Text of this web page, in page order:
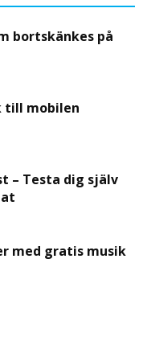
bortskänkes på
till mobilen
– Testa dig själv
med gratis musik